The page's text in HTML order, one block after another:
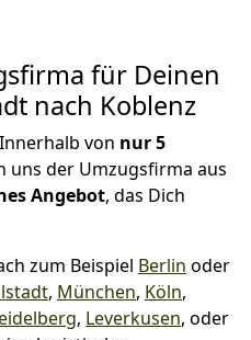
für Deinen
nach Koblenz
von nur 5
uns der Umzugsfirma aus
Angebot, das Dich
zum Beispiel Berlin oder
, München, Köln,
, Leverkusen, oder